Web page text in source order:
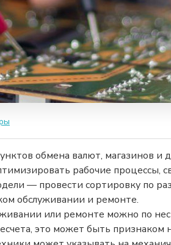
обмена валют, магазинов
рабочие процессы,
— провести сортировку по
обслуживании и ремонте.
или ремонте можно по
это может быть признаком